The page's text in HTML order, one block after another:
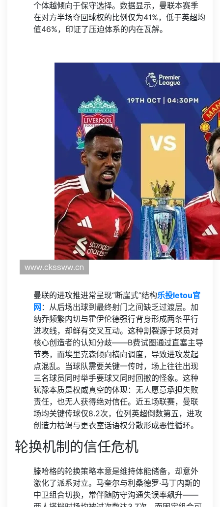
个体越倾向于保守选择。数据显示，曼联本赛季
在对方半场夺回球权的比例仅为41%，低于英超均
值46%，印证了压迫体系的内在瓦解。
曼联的进攻推进常呈现“断崖式”结构乐投letou官
网 ：从后场出球到最终射门之间缺乏过渡层。加
纳乔频繁内切与霍伊伦德强行背身形成两条平行
进攻线，却鲜有交叉互动。这种割裂源于球员对
核心创造者的认知分歧——B费试图通过直塞主导
节奏，而埃里克森倾向横向调度，导致进攻发起
点混乱。当球队需要关键一传时，场上往往出现
三名球员同时举手要球又同时回撤的怪象。这种
犹豫本质是权威真空的体现：无人愿意承担失败
责任，也无人获得绝对信任。近五场联赛，曼联
场均关键传球仅8.2次，位列英超倒数第五，进攻
创造力枯竭与更衣室话语权分散形成恶性循环。
轮换机制的信任危机
滕哈格的轮换策略本意是维持体能储备，却意外
激化了派系对立。马奎尔与利桑德罗·马丁内斯的
中卫组合切换，常伴随防守沟通失误率飙升——